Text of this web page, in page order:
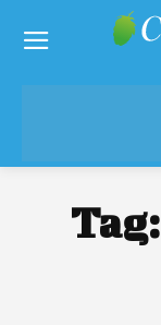
Tag: